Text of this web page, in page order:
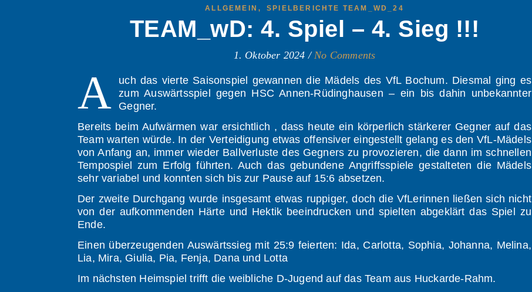
ALLGEMEIN , SPIELBERICHTE TEAM_WD_24
TEAM_wD: 4. Spiel – 4. Sieg !!!
1. Oktober 2024 / No Comments
A
uch das vierte Saisonspiel gewannen die Mädels des VfL Bochum. Diesmal ging es
zum Auswärtsspiel gegen HSC Annen-Rüdinghausen – ein bis dahin unbekannter
Gegner.
Bereits beim Aufwärmen war ersichtlich , dass heute ein körperlich stärkerer Gegner auf das
Team warten würde. In der Verteidigung etwas offensiver eingestellt gelang es den VfL-Mädels
von Anfang an, immer wieder Ballverluste des Gegners zu provozieren, die dann im schnellen
Tempospiel zum Erfolg führten. Auch das gebundene Angriffsspiele gestalteten die Mädels
sehr variabel und konnten sich bis zur Pause auf 15:6 absetzen.
Der zweite Durchgang wurde insgesamt etwas ruppiger, doch die VfLerinnen ließen sich nicht
von der aufkommenden Härte und Hektik beeindrucken und spielten abgeklärt das Spiel zu
Ende.
Einen überzeugenden Auswärtssieg mit 25:9 feierten: Ida, Carlotta, Sophia, Johanna, Melina,
Lia, Mira, Giulia, Pia, Fenja, Dana und Lotta
Im nächsten Heimspiel trifft die weibliche D-Jugend auf das Team aus Huckarde-Rahm.